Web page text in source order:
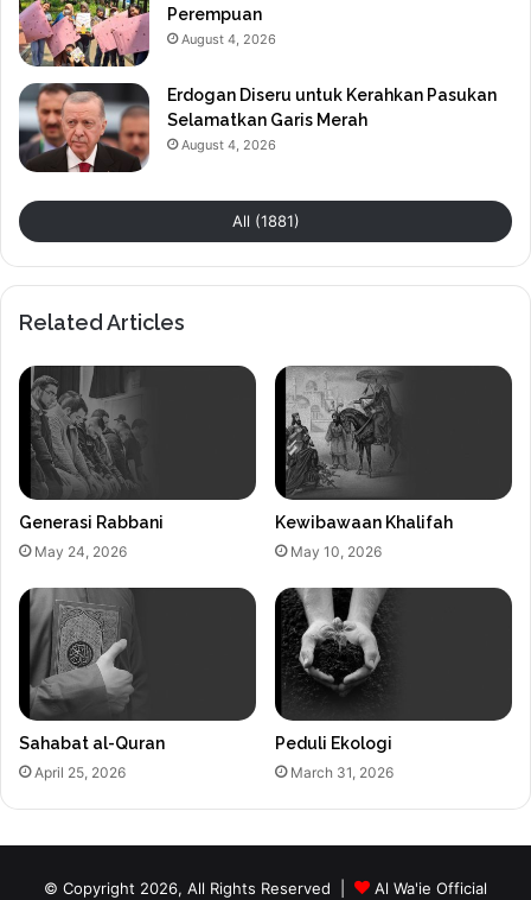
Perempuan
August 4, 2026
Erdogan Diseru untuk Kerahkan Pasukan
Selamatkan Garis Merah
August 4, 2026
All (1881)
Related Articles
Generasi Rabbani
May 24, 2026
Kewibawaan Khalifah
May 10, 2026
Sahabat al-Quran
April 25, 2026
Peduli Ekologi
March 31, 2026
© Copyright 2026, All Rights Reserved | Al Wa'ie Official